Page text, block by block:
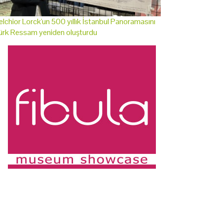
Lorck'un 500 yıllık İstanbul Panoramasını
Ressam yeniden oluşturdu